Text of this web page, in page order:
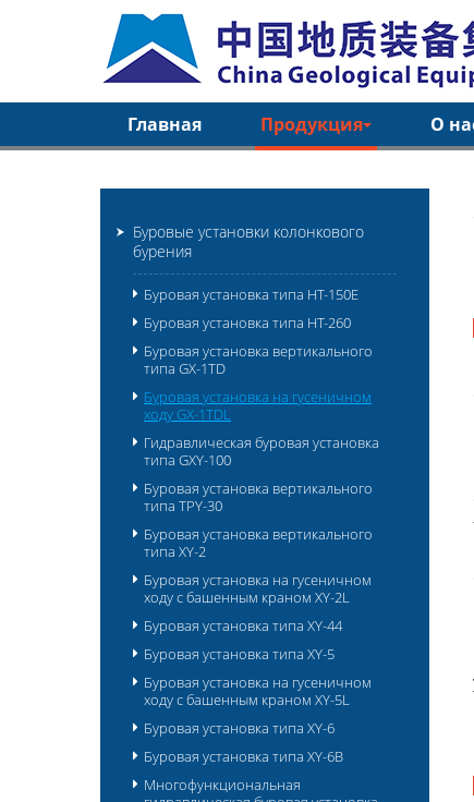
Главная Продукция О
Буровые установки колонкового
бурения
Буровая установка типа HT-150E
Буровая установка типа HT-260
Буровая установка вертикального
типа GX-1TD
Буровая установка на гусеничном
ходу GX-1TDL
Гидравлическая буровая установка
типа GXY-100
Буровая установка вертикального
типа TPY-30
Буровая установка вертикального
типа XY-2
Буровая установка на гусеничном
ходу с башенным краном XY-2L
Буровая установка типа XY-44
Буровая установка типа XY-5
Буровая установка на гусеничном
ходу с башенным краном XY-5L
Буровая установка типа XY-6
Буровая установка типа XY-6B
Многофункциональная